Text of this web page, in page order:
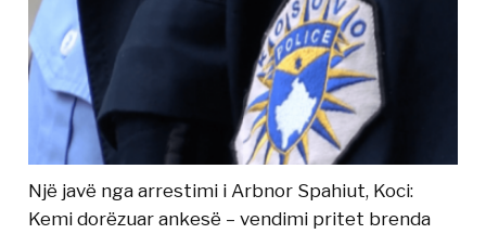
Një javë nga arrestimi i Arbnor Spahiut, Koci:
Kemi dorëzuar ankesë – vendimi pritet brenda